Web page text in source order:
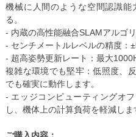
機械に人間のような空間認識
る。
- 内蔵の高性能融合SLAMアルゴ
- センチメートルレベルの精度：
- 超高姿勢更新レート：最大
複雑な環境でも堅牢：低照度、
でも確実に動作します。
- エッジコンピューティングオ
し、機体上の計算負荷を軽減しま